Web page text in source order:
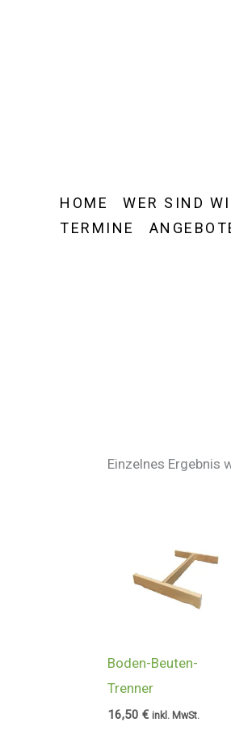
HOME WER SIND
TERMINE
Einzelnes Ergebnis
Boden-Beuten-
Trenner
16,50€ inkl. MwSt.